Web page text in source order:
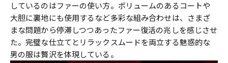
しているのはファーの使い方。ボリュームのあるコートや
大胆に裏地にも使用するなど多彩な組み合わせは、さまざ
まな問題から停滞しつつあったファー復活の兆しを感じさせ
た。完璧な仕立てとリラックスムードを両立する魅惑的な
男の服は贅沢を体現している。